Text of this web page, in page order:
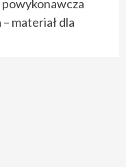
materiał dla